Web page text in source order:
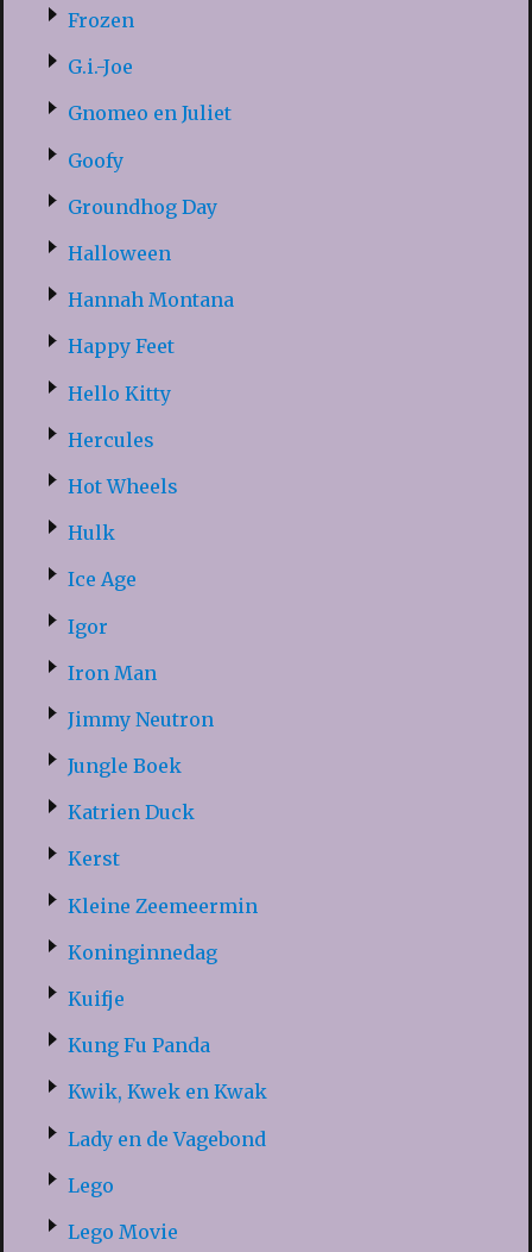
Frozen
G.i.-Joe
Gnomeo en Juliet
Goofy
Groundhog Day
Halloween
Hannah Montana
Happy Feet
Hello Kitty
Hercules
Hot Wheels
Hulk
Ice Age
Igor
Iron Man
Jimmy Neutron
Jungle Boek
Katrien Duck
Kerst
Kleine Zeemeermin
Koninginnedag
Kuifje
Kung Fu Panda
Kwik, Kwek en Kwak
Lady en de Vagebond
Lego
Lego Movie